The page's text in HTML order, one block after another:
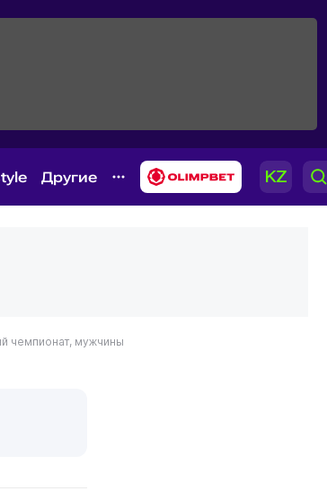
Другие
чемпионат, мужчины